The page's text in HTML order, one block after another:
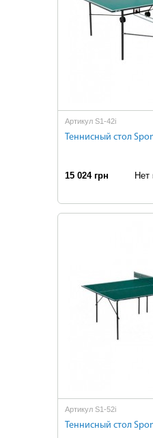
Артикул S1-42i
Теннисный стол
15 024 грн Нет
Артикул S1-52i
Теннисный стол